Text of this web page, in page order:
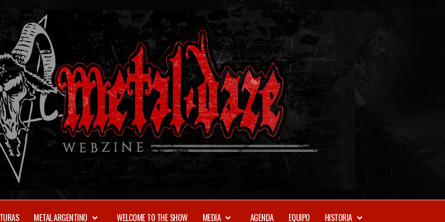
METAL ARGENTINO WELCOME TO THE SHOW MEDIA AGENDA EQUIPO HISTORIA